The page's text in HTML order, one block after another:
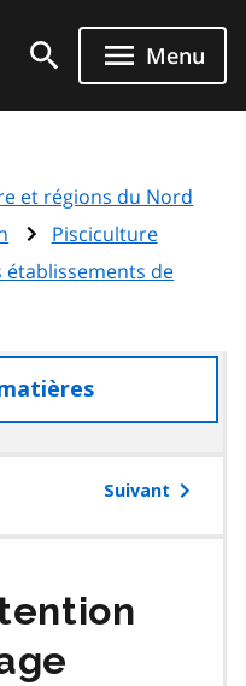
Menu
et régions du Nord
Pisciculture
établissements de
à
table
Suivant